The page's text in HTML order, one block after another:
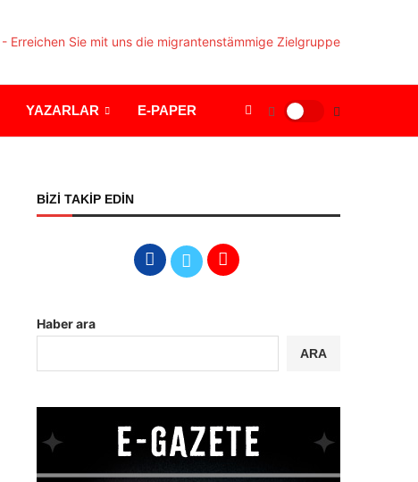
YAZARLAR E-PAPER
BİZİ TAKİP EDİN
Haber ara
ARA